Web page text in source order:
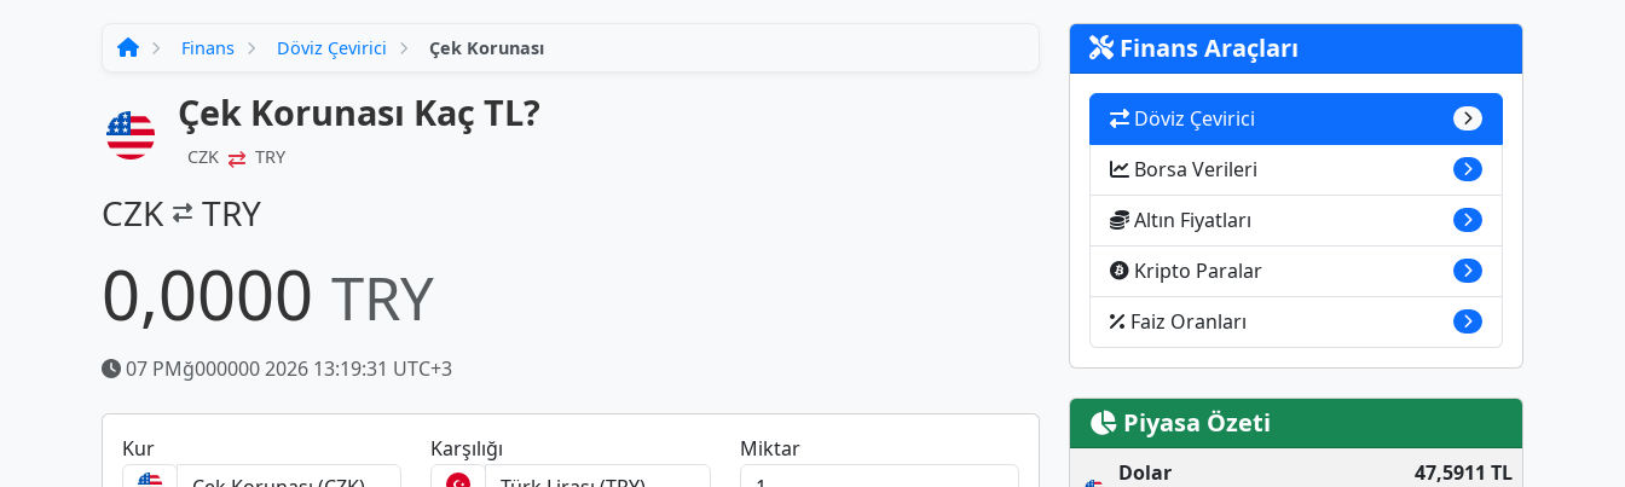
Finans Döviz Çevirici Çek Korunası
Çek Korunası Kaç TL?
CZK ⇄ TRY
CZK TRY
0,0000 TRY
07 PMğ000000 2026 13:19:31 UTC+3
Kur Karşılığı Miktar
Finans Araçları
Döviz Çevirici
Borsa Verileri
Altın Fiyatları
Kripto Paralar
Faiz Oranları
Piyasa Özeti
Dolar 47,5911 TL